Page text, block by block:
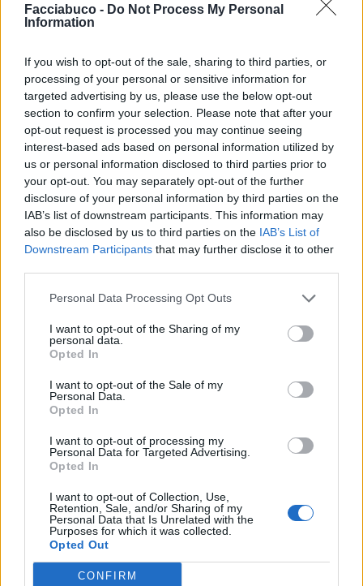
Facciabuco - Do Not Process My Personal
Information
If you wish to opt-out of the sale, sharing to third parties, or
processing of your personal or sensitive information for
targeted advertising by us, please use the below opt-out
section to confirm your selection. Please note that after your
opt-out request is processed you may continue seeing
interest-based ads based on personal information utilized by
us or personal information disclosed to third parties prior to
your opt-out. You may separately opt-out of the further
disclosure of your personal information by third parties on the
IAB’s list of downstream participants. This information may
also be disclosed by us to third parties on the IAB’s List of
Downstream Participants that may further disclose it to other
Personal Data Processing Opt Outs
I want to opt-out of the Sharing of my
personal data.
Opted In
I want to opt-out of the Sale of my
Personal Data.
Opted In
I want to opt-out of processing my
Personal Data for Targeted Advertising.
Opted In
I want to opt-out of Collection, Use,
Retention, Sale, and/or Sharing of my
Personal Data that Is Unrelated with the
Purposes for which it was collected.
Opted Out
CONFIRM
Bociaa:Naaaaa non è roba tua 😂
1
9 Aprile alle ore 14:15
Razzo:Ciambella Pirelli
9 Aprile alle ore 14:17
·Ti stimo ·Rispondi
GinoPaolini:Stai cambiando gli pneumatici
invernali?!
·Ti stimo·Rispondi
non posseggo la teglia da ciambella 😂😂😂
9 Aprile alle ore 14:22
·Ti stimo·
Blackfairy: vabbe' dai se la gratti un po'...😅